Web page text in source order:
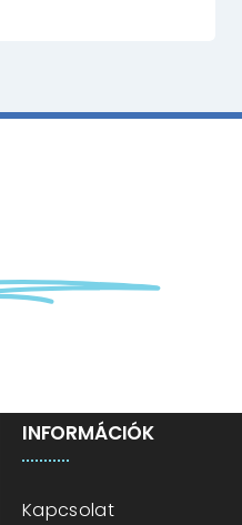
INFORMÁCIÓK
Kapcsolat